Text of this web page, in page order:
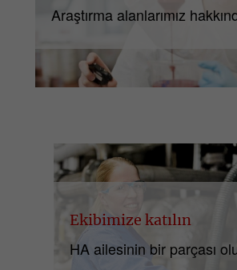
Araştırma alanlarımız
Ekibimize katılın
HA ailesinin bir parçası